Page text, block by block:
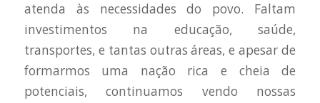
atenda às necessidades do povo. Faltam
investimentos na educação, saúde,
transportes, e tantas outras áreas, e apesar de
formarmos uma nação rica e cheia de
potenciais, continuamos vendo nossas